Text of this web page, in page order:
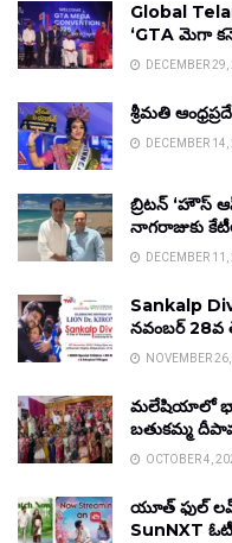
Global
‘GTA మెగా
DECEMBER
శ్రీమతి
DECEMBER
బ్రిటన్ ‘హౌస్
నాగరాజుకు
DECEMBER
Sankalp
నవంబర్ 28వ
NOVEMBER
మలేషియాలో
బతుకమ్మ
OCTOBER 4,
యూత్ ఫుల్
SunNXT